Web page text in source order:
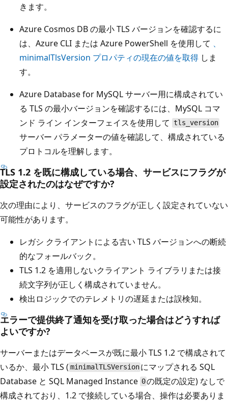
きます。
Azure Cosmos DB の最小 TLS バージョンを確認するに
は、Azure CLI または Azure PowerShell を使用して 、
minimalTlsVersion プロパティの現在の値を取得 しま
す。
Azure Database for MySQL サーバー用に構成されてい
る TLS の最小バージョンを確認するには、MySQL コマ
ンド ライン インターフェイスを使用して tls_version
サーバー パラメーターの値を確認して、構成されている
プロトコルを理解します。
TLS 1.2 を既に構成している場合、サービスにフラグが
設定されたのはなぜですか?
次の理由により、サービスのフラグが正しく設定されていない
可能性があります。
レガシ クライアントによる古い TLS バージョンへの断続
的なフォールバック。
TLS 1.2 を適用しないクライアント ライブラリまたは接
続文字列が正しく構成されていません。
検出ロジックでのテレメトリの遅延または誤検知。
エラーで提供終了通知を受け取った場合はどうすれば
よいですか?
サーバーまたはデータベースが既に最小 TLS 1.2 で構成されて
いるか、最小 TLS ( minimalTLSVersion にマップされる SQL
Database と SQL Managed Instance 0の既定の設定) なしで
構成されており、1.2 で接続している場合、操作は必要ありま